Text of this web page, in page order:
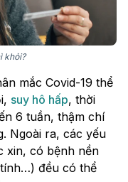
khỏi?
mắc Covid-19 thể
suy hô hấp, thời
6 tuần, thậm chí
Ngoài ra, các yếu
xin, có bệnh nền
đều có thể